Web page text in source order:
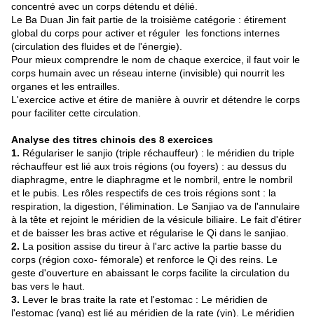
concentré avec un corps détendu et délié.
Le Ba Duan Jin fait partie de la troisième catégorie : étirement
global du corps pour activer et réguler les fonctions internes
(circulation des fluides et de l'énergie).
Pour mieux comprendre le nom de chaque exercice, il faut voir le
corps humain avec un réseau interne (invisible) qui nourrit les
organes et les entrailles.
L'exercice active et étire de manière à ouvrir et détendre le corps
pour faciliter cette circulation.
Analyse des titres chinois des 8 exercices
1. Régulariser le sanjio (triple réchauffeur) : le méridien du triple
réchauffeur est lié aux trois régions (ou foyers) : au dessus du
diaphragme, entre le diaphragme et le nombril, entre le nombril
et le pubis. Les rôles respectifs de ces trois régions sont : la
respiration, la digestion, l'élimination. Le Sanjiao va de l'annulaire
à la tête et rejoint le méridien de la vésicule biliaire. Le fait d'étirer
et de baisser les bras active et régularise le Qi dans le sanjiao.
2. La position assise du tireur à l'arc active la partie basse du
corps (région coxo- fémorale) et renforce le Qi des reins. Le
geste d'ouverture en abaissant le corps facilite la circulation du
bas vers le haut.
3. Lever le bras traite la rate et l'estomac : Le méridien de
l'estomac (yang) est lié au méridien de la rate (yin). Le méridien